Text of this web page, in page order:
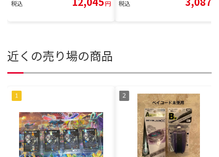
税込 円 税込
近くの売り場の商品